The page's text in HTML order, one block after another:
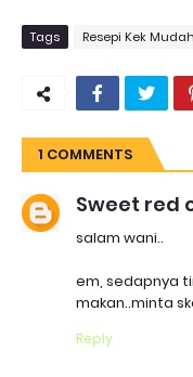
Tags Resepi Kek Mudah
1 COMMENTS
Sweet red
salam wani..
em, sedapnya
makan..minta
Reply